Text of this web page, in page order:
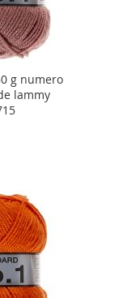
g numero
lammy